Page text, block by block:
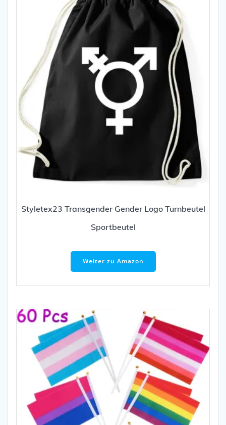
Styletex23 Transgender Gender Logo Turnbeutel
Sportbeutel
Weiter zu Amazon